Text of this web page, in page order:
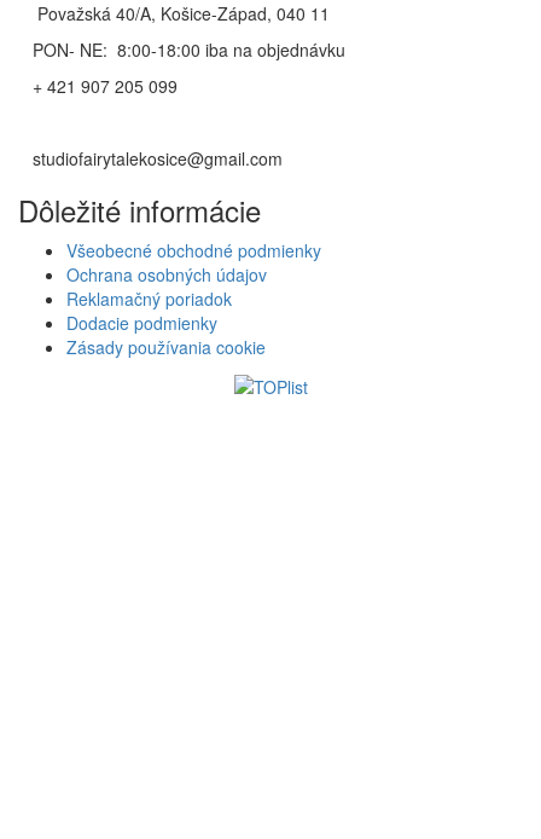
Považská 40/A, Košice-Západ, 040 11
PON- NE: 8:00-18:00 iba na objednávku
+ 421 907 205 099
studiofairytalekosice@gmail.com
Dôležité informácie
Všeobecné obchodné podmienky
Ochrana osobných údajov
Reklamačný poriadok
Dodacie podmienky
Zásady používania cookie